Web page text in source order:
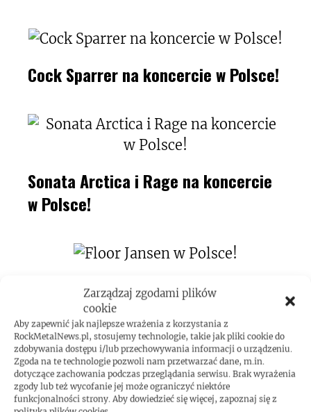
Zarządzaj zgodami plików
cookie
Aby zapewnić jak najlepsze wrażenia z korzystania z
RockMetalNews.pl, stosujemy technologie, takie jak pliki cookie do
zdobywania dostępu i/lub przechowywania informacji o urządzeniu.
Zgoda na te technologie pozwoli nam przetwarzać dane, m.in.
dotyczące zachowania podczas przeglądania serwisu. Brak wyrażenia
zgody lub też wycofanie jej może ograniczyć niektóre
funkcjonalności strony. Aby dowiedzieć się więcej, zapoznaj się z
Cock Sparrer na koncercie w Polsce!
Sonata Arctica i Rage na koncercie
w Polsce!
Floor Jansen w Polsce!
The Black Dahlia Murder w Polsce!